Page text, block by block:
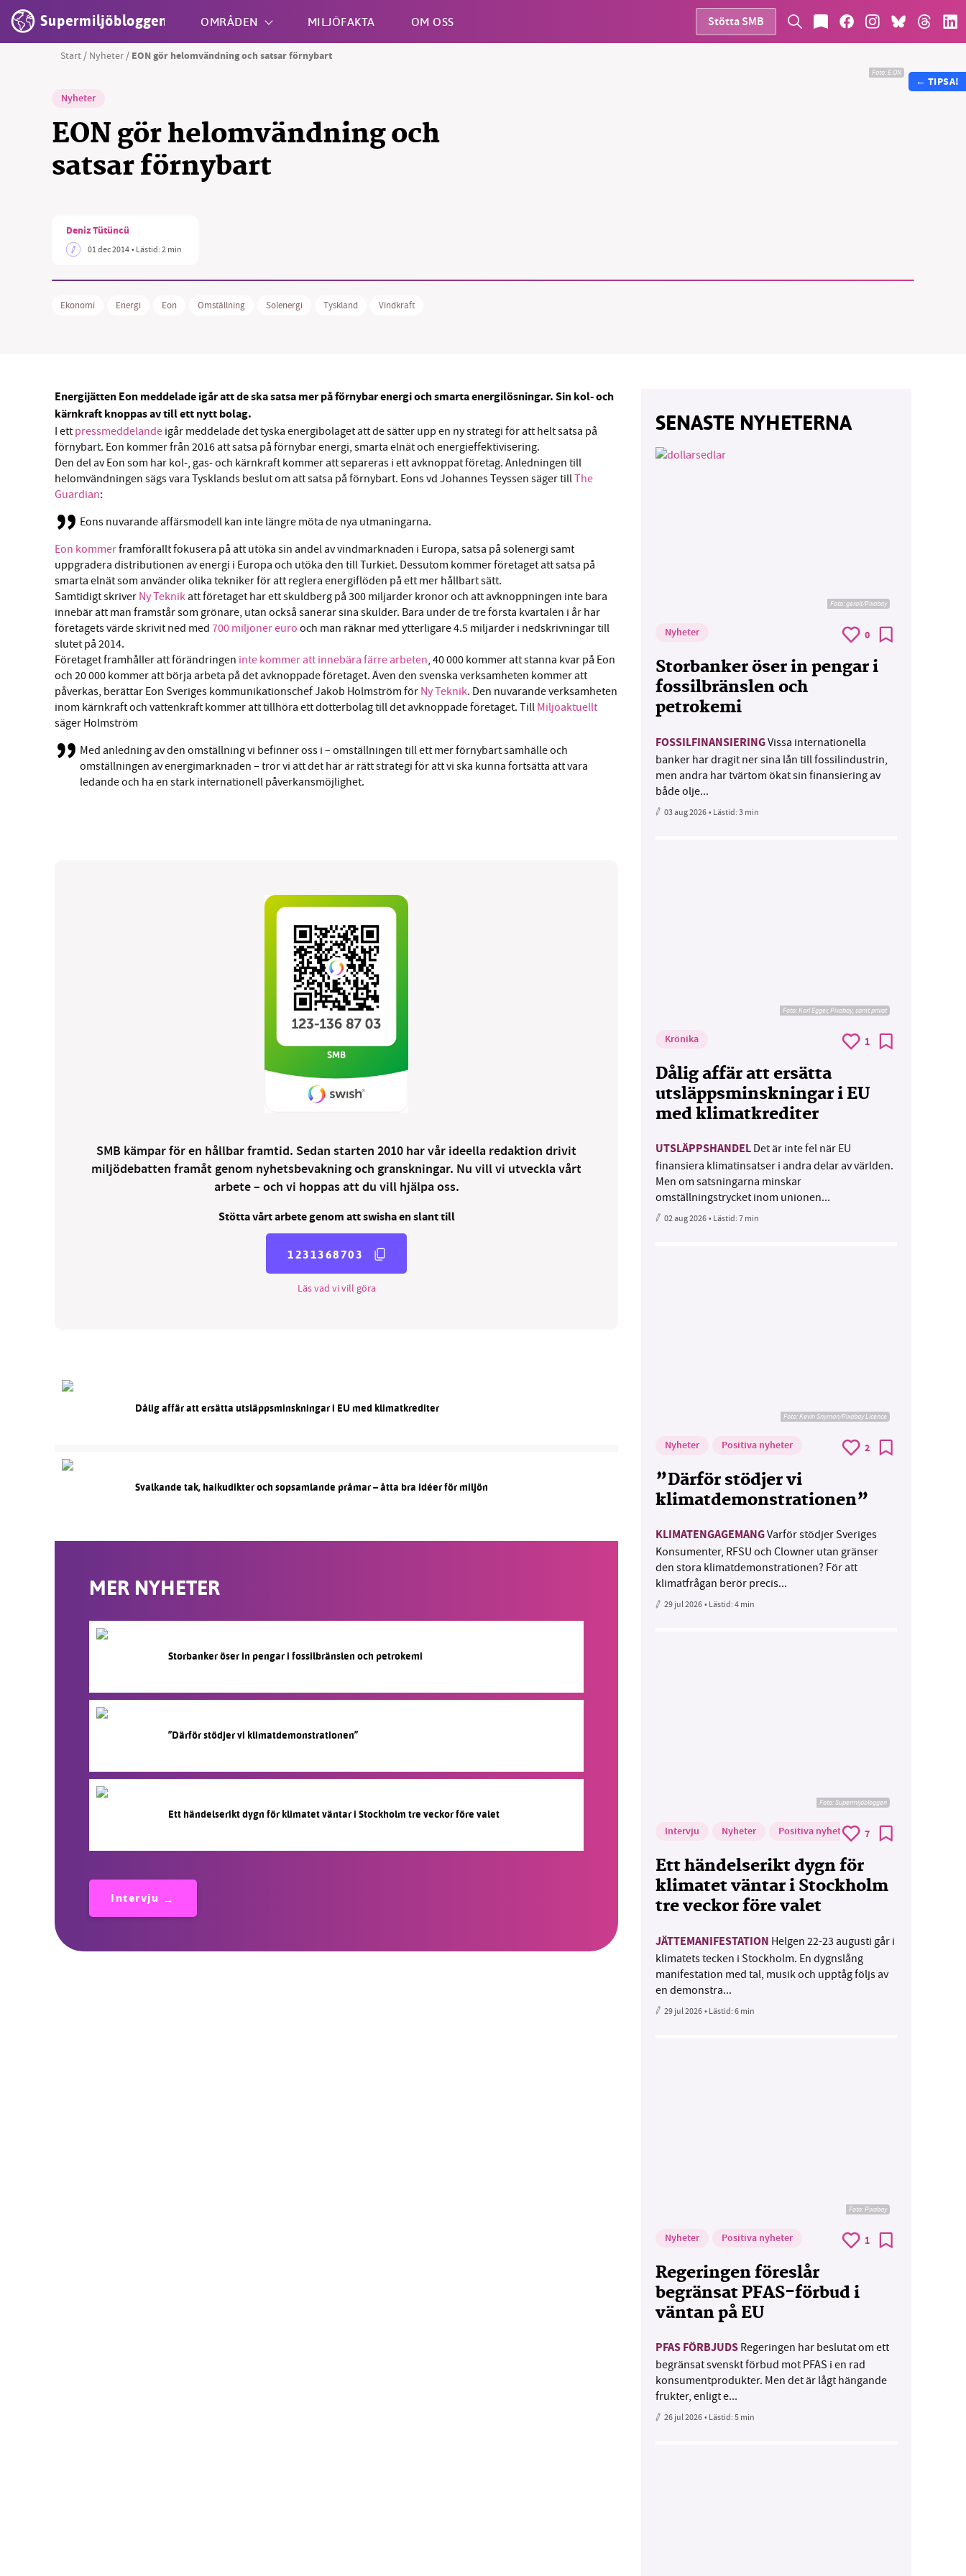
Supermiljöbloggen OMRÅDEN MILJÖFAKTA OM OSS Stötta SMB
Start / Nyheter / EON gör helomvändning och satsar förnybart
Nyheter
EON gör helomvändning och
satsar förnybart
Foto:E.ON
Deniz Tütüncü
01 dec 2014• Lästid:2 min
Ekonomi Energi Eon Omställning Solenergi Tyskland Vindkraft
Energijätten Eon meddelade igår att de ska satsa mer på förnybar energi och smarta energilösningar. Sinkol- och
kärnkraft knoppas av till ett nytt bolag.
I ett pressmeddelande igår meddelade det tyska energibolaget att de sätter upp en ny strategi för att helt satsa på
förnybart. Eon kommer från 2016 att satsa på förnybar energi, smarta elnät och energieffektivisering.
Den del av Eon som har kol-, gas- och kärnkraft kommer att separeras i ett avknoppat företag. Anledningen till
helomvändningen sägs vara Tysklands beslut om att satsa på förnybart. Eons vd Johannes Teyssen säger tillThe
Guardian:
Eons nuvarande affärsmodell kan inte längre möta de nya utmaningarna.
Eon kommerframförallt fokusera på att utöka sin andel av vindmarknaden i Europa, satsa på solenergi samt
uppgradera distributionen av energi i Europa och utöka den till Turkiet. Dessutom kommer företaget att satsa på
smarta elnät som använder olika tekniker för att reglera energiflöden på ett mer hållbart sätt.
Samtidigt skriver Ny Teknikatt företaget har ett skuldberg på 300 miljarder kronor och att avknoppningen inte bara
innebär att man framstår som grönare, utan också sanerar sina skulder. Bara under de tre första kvartalen i år har
företagets värde skrivit ned med 700 miljoner euro och man räknar med ytterligare 4.5 miljarder i nedskrivningar till
slutet på 2014.
Företaget framhåller att förändringen inte kommer att innebära färre arbeten, 40 000 kommer att stanna kvar på Eon
och 20 000 kommer att börja arbeta på det avknoppade företaget. Även den svenska verksamheten kommer att
påverkas, berättar Eon Sveriges kommunikationschef Jakob Holmström för Ny Teknik. Den nuvarande verksamheten
inom kärnkraft och vattenkraft kommer att tillhöra ett dotterbolag till det avknoppade företaget. Till Miljöaktuellt
säger Holmström
Med anledning av den omställning vi befinner oss i – omställningen till ett mer förnybart samhälle och
omställningen av energimarknaden – tror vi att det här är rätt strategi för att vi ska kunna fortsätta att vara
ledande och ha en stark internationell påverkansmöjlighet.
SMB kämpar för en hållbar framtid. Sedan starten 2010 har vår ideella redaktion drivit
miljödebatten framåt genom nyhetsbevakning och granskningar. Nu vill vi utveckla vårt
arbete – och vi hoppas att du vill hjälpa oss.
Stötta vårt arbete genom att swisha en slant till
1231368703
Läs vad vi vill göra
Dålig affär att ersätta utsläppsminskningar i EU med klimatkrediter
Svalkande tak, haikudikter och sopsamlande pråmar – åtta bra idéer för miljön
MER NYHETER
Storbanker öser in pengar i fossilbränslen och petrokemi
”Därför stödjer vi klimatdemonstrationen”
Ett händelserikt dygn för klimatet väntar i Stockholm tre veckor före valet
Intervju
SENASTE NYHETERNA
Foto:geralt/Pixabay
Nyheter 0
Storbanker öser in pengar i
fossilbränslen och
petrokemi
FOSSILFINANSIERINGVissa internationella
banker har dragit ner sina lån till fossilindustrin,
men andra har tvärtom ökat sin finansiering av
både olje...
03 aug 2026• Lästid:3 min
Foto: Karl Egger, Pixabay, samt privat
Krönika 1
Dålig affär att ersätta
utsläppsminskningar i EU
med klimatkrediter
UTSLÄPPSHANDEL Det är inte fel när EU
finansiera klimatinsatser i andra delar av världen.
Men om satsningarna minskar
omställningstrycket inom unionen...
02 aug 2026• Lästid:7 min
Foto:Kevin Snyman/Pixabay Licence
Nyheter Positiva nyheter 2
”Därför stödjer vi
klimatdemonstrationen”
KLIMATENGAGEMANGVarför stödjer Sveriges
Konsumenter, RFSU och Clowner utan gränser
den stora klimatdemonstrationen? För att
klimatfrågan berör precis...
29 jul 2026• Lästid:4 min
Foto: Supermijöbloggen
Intervju Nyheter Positiva nyheter 7
Ett händelserikt dygn för
klimatet väntar i Stockholm
tre veckor före valet
JÄTTEMANIFESTATION Helgen 22-23 augusti går i
klimatets tecken i Stockholm. En dygnslång
manifestation med tal, musik och upptåg följs av
en demonstra...
29 jul 2026• Lästid:6 min
Foto:Pixabay
Nyheter Positiva nyheter 1
Regeringen föreslår
begränsat PFAS-förbud i
väntan på EU
PFAS FÖRBJUDS Regeringen har beslutat om ett
begränsat svenskt förbud mot PFAS i en rad
konsumentprodukter. Men det är lågt hängande
frukter, enligt e...
26 jul 2026• Lästid:5 min
← TIPSA!
SMB kämpar för en hållbar framtid. Sedan starten 2010 har vår
ideella redaktion drivit miljödebatten framåt genom
nyhetsbevakning och granskningar. Nu vill vi utveckla vårt arbete –
och vi hoppas att du vill hjälpa oss.
Läs vad vi vill göra